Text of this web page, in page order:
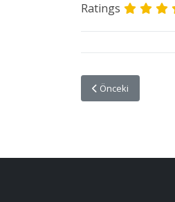
Ratings
Önceki makale:
Önceki